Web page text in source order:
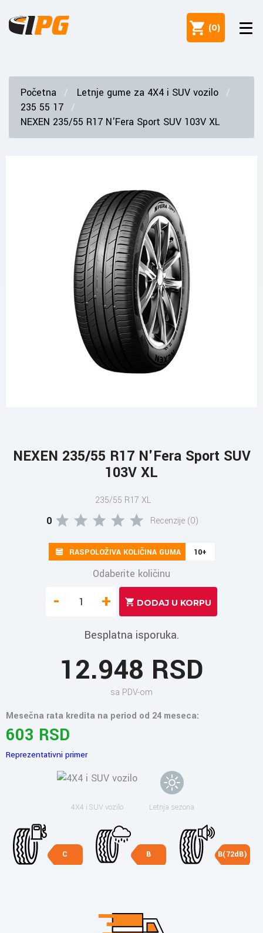
(0)
Početna
Letnje gume za 4X4 i SUV vozilo
235 55 17
NEXEN 235/55 R17 N'Fera Sport SUV 103V XL
NEXEN 235/55 R17 N'Fera Sport SUV
103V XL
235/55 R17 XL
0 Recenzije (0)
RASPOLOŽIVA KOLIČINA GUMA 10+
Odaberite količinu
- +
Besplatna isporuka.
12.948 RSD
sa PDV-om
Mesečna rata kredita na period od 24 meseca:
603 RSD
Reprezentativni primer
4X4 i SUV vozilo Letnja sezona
C B B(72dB)